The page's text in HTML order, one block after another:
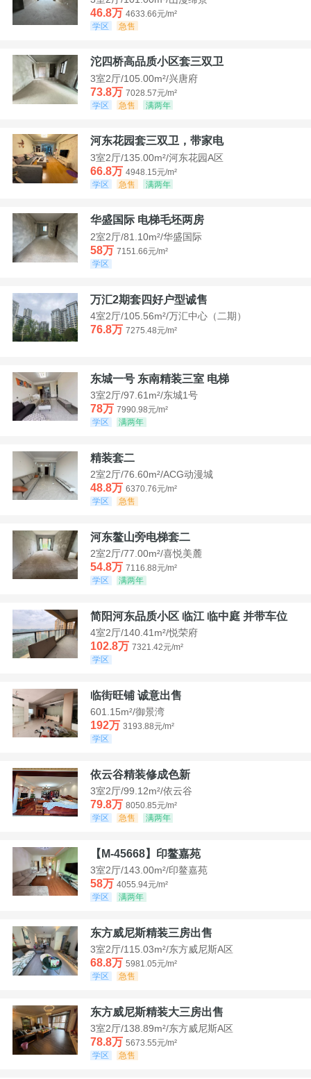
46.8万 4633.66元/m²
学区
急售
沱四桥高品质小区套三双卫
3室2厅/105.00m²/兴唐府
73.8万 7028.57元/m²
学区
急售 满两年
河东花园套三双卫，带家电
3室2厅/135.00m²/河东花园A区
66.8万 4948.15元/m²
学区
急售 满两年
华盛国际 电梯毛坯两房
2室2厅/81.10m²/华盛国际
58万 7151.66元/m²
学区
万汇2期套四好户型诚售
4室2厅/105.56m²/万汇中心（二期）
76.8万 7275.48元/m²
东城一号 东南精装三室 电梯
3室2厅/97.61m²/东城1号
78万 7990.98元/m²
学区
满两年
精装套二
2室2厅/76.60m²/ACG动漫城
48.8万 6370.76元/m²
学区
急售
河东鳌山旁电梯套二
2室2厅/77.00m²/喜悦美麓
54.8万 7116.88元/m²
学区
满两年
简阳河东品质小区 临江 临中庭 并带车位
4室2厅/140.41m²/悦荣府
102.8万 7321.42元/m²
学区
临街旺铺 诚意出售
601.15m²/御景湾
192万 3193.88元/m²
学区
依云谷精装修成色新
3室2厅/99.12m²/依云谷
79.8万 8050.85元/m²
学区
急售 满两年
【M-45668】印鳌嘉苑
3室2厅/143.00m²/印鳌嘉苑
58万 4055.94元/m²
学区
满两年
东方威尼斯精装三房出售
3室2厅/115.03m²/东方威尼斯A区
68.8万 5981.05元/m²
学区
急售
东方威尼斯精装大三房出售
3室2厅/138.89m²/东方威尼斯A区
78.8万 5673.55元/m²
学区
急售